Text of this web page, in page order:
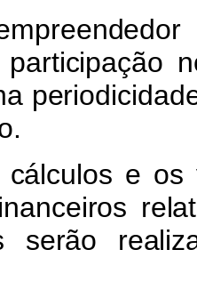
e os
serão